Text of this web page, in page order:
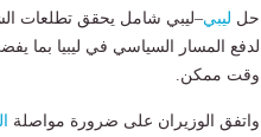
حل ليبي–ليبي شامل يحقق تطلعات
لدفع المسار السياسي في ليبيا بما
وقت ممكن.
واتفق الوزيران على ضرورة مواصلة